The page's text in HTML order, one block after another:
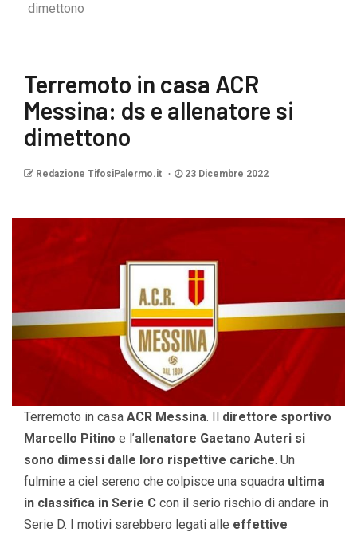
dimettono
Terremoto in casa ACR
Messina: ds e allenatore si
dimettono
Redazione TifosiPalermo.it 23 Dicembre 2022
Terremoto in casa ACR Messina. Il direttore sportivo
Marcello Pitino e l’allenatore Gaetano Auteri si
sono dimessi dalle loro rispettive cariche. Un
fulmine a ciel sereno che colpisce una squadra ultima
in classifica in Serie C con il serio rischio di andare in
Serie D. I motivi sarebbero legati alle effettive